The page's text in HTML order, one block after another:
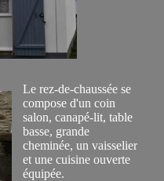
Le rez-de-chaussée se
compose d'un coin
salon, canapé-lit, table
basse, grande
cheminée, un vaisselier
et une cuisine ouverte
équipée.